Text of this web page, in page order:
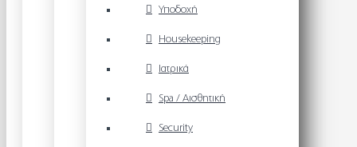
Υποδοχή
Housekeeping
Ιατρικά
Spa / Αισθητική
Security